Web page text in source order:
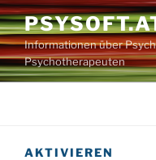
Zum
Inhalt
springenInformationen über
Psychotherapeuten
AKTIVIEREN